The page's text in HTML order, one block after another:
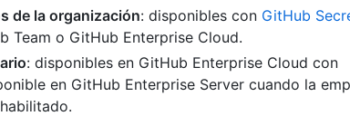
de la organización: disponibles con GitHub
Team o GitHub Enterprise Cloud.
: disponibles en GitHub Enterprise Cloud con
en GitHub Enterprise Server cuando la
habilitado.